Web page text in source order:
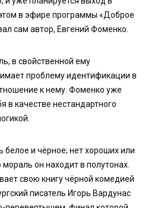
в эфире программы «Доброе
сам автор, Евгений Фоменко.
в свойственной ему
проблему идентификации в
к нему. Фоменко уже
в качестве нестандартного
белое и чёрное; нет хороших или
он находит в полутонах.
свою книгу чёрной комедией
писатель Игорь Вардунас